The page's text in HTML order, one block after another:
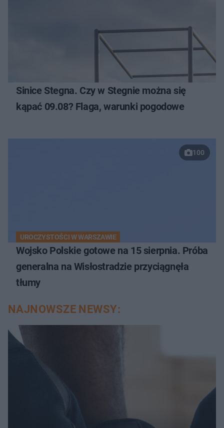
Sinice Stegna. Czy w Stegnie można się
kąpać 09.08? Flaga, warunki pogodowe
100
UROCZYSTOŚCI W WARSZAWIE
Wojsko Polskie gotowe na 15 sierpnia. Próba
generalna na Wisłostradzie przyciągnęła
tłumy
NAJNOWSZE NEWSY: